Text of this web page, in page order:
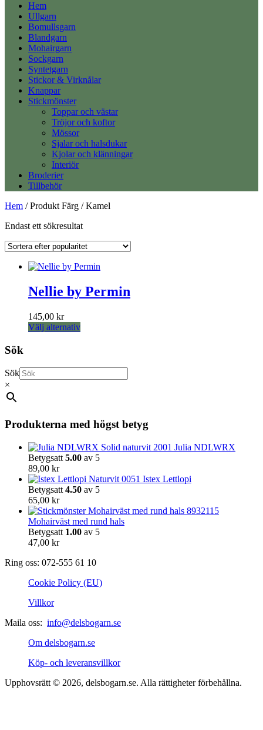
Hem
Ullgarn
Bomullsgarn
Blandgarn
Mohairgarn
Sockgarn
Syntetgarn
Stickor & Virknålar
Knappar
Stickmönster
Toppar och västar
Tröjor och koftor
Mössor
Sjalar och halsdukar
Kjolar och klänningar
Interiör
Broderier
Tillbehör
Hem / Produkt Färg / Kamel
Endast ett sökresultat
Nellie by Permin
145,00 kr
Välj alternativDen
flera
varianter.
kan
på
produktsidan
Sök
Sök
×
Produkterna med högst betyg
Julia NDLWRX
Betygsatt 5.00 av 5
89,00 kr
Istex Lettlopi
Betygsatt 4.50 av 5
65,00 kr
Mohairväst med rund hals
Betygsatt 1.00 av 5
47,00 kr
Ring oss: 072-555 61 10
Cookie Policy (EU)
Villkor
Maila oss: info@delsbogarn.se
Om delsbogarn.se
Köp- och leveransvillkor
Upphovsrätt © 2026, delsbogarn.se. Alla rättigheter förbehållna.